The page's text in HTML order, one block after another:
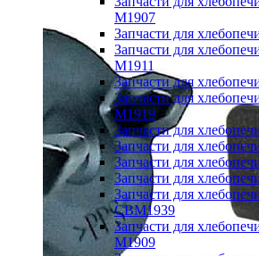
M1907
Запчасти для
Запчасти для
M1911
Запчасти для
Запчасти для
M1919
Запчасти для
Запчасти для
Запчасти для
Запчасти для
Запчасти для
CBM1939
Запчасти для
M1909